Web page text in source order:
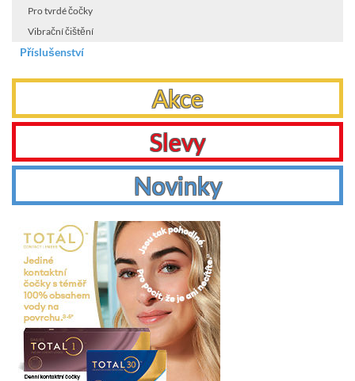
Pro tvrdé čočky
Vibrační čištění
Příslušenství
Akce
Slevy
Novinky